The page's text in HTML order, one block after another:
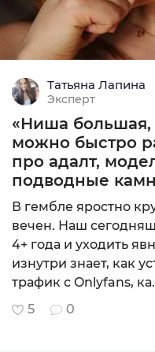
Татьяна Лапина
Эксперт
«Ниша большая,
можно быстро
про адалт,
подводные
В гембле яростно
вечен. Наш
4+ года и уходить
изнутри знает, как
трафик с Onlyfans,
5
0